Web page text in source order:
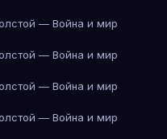
— Война и мир
— Война и мир
— Война и мир
— Война и мир